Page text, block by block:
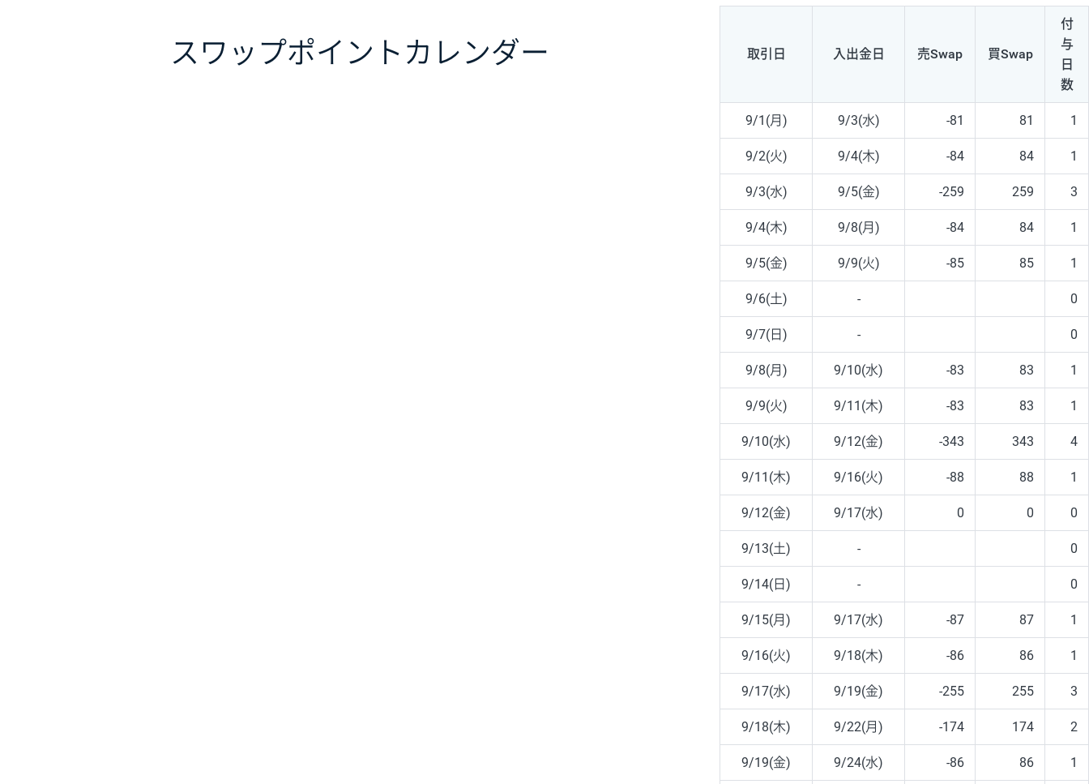
スワップポイント カレンダー 取引日 入出金日 売Swap 買Swap
付
与
日
数
9/1(月) 9/3(水) -81 81 1
9/2(火) 9/4(木) -84 84 1
9/3(水) 9/5(金) -259 259 3
9/4(木) 9/8(月) -84 84 1
9/5(金) 9/9(火) -85 85 1
9/6(土) - 0
9/7(日) - 0
9/8(月) 9/10(水) -83 83 1
9/9(火) 9/11(木) -83 83 1
9/10(水) 9/12(金) -343 343 4
9/11(木) 9/16(火) -88 88 1
9/12(金) 9/17(水) 0 0 0
9/13(土) - 0
9/14(日) - 0
9/15(月) 9/17(水) -87 87 1
9/16(火) 9/18(木) -86 86 1
9/17(水) 9/19(金) -255 255 3
9/18(木) 9/22(月) -174 174 2
9/19(金) 9/24(水) -86 86 1